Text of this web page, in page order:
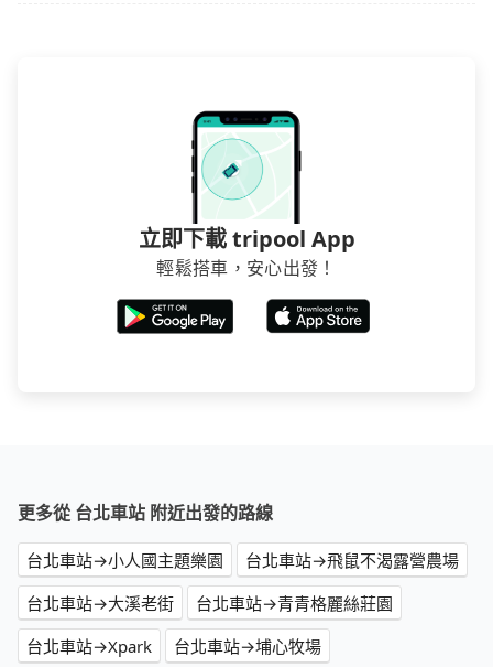
立即下載 tripool App
輕鬆搭車，安心出發！
更多從 台北車站 附近出發的路線
台北車站→小人國主題樂園
台北車站→飛鼠不渴露營農場
台北車站→大溪老街
台北車站→青青格麗絲莊園
台北車站→Xpark
台北車站→埔心牧場